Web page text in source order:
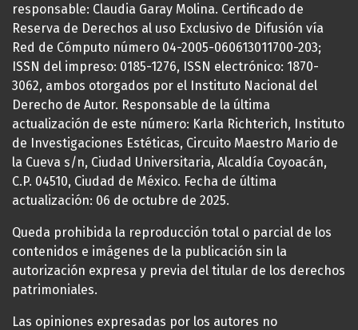
responsable: Claudia Garay Molina. Certificado de
Reserva de Derechos al uso Exclusivo de Difusión vía
Red de Cómputo número 04-2005-060613011700-203;
ISSN del impreso: 0185-1276, ISSN electrónico: 1870-
3062, ambos otorgados por el Instituto Nacional del
Derecho de Autor. Responsable de la última
actualización de este número: Karla Richterich, Instituto
de Investigaciones Estéticas, Circuito Maestro Mario de
la Cueva s/n, Ciudad Universitaria, Alcaldía Coyoacán,
C.P. 04510, Ciudad de México. Fecha de última
actualización: 06 de octubre de 2025.
Queda prohibida la reproducción total o parcial de los
contenidos e imágenes de la publicación sin la
autorización expresa y previa del titular de los derechos
patrimoniales.
Las opiniones expresadas por los autores no